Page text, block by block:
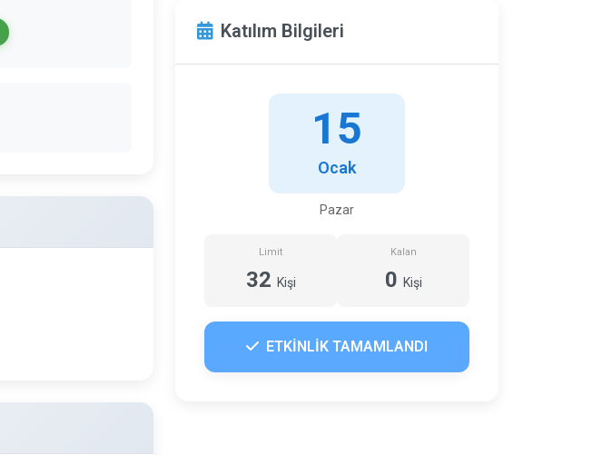
Katılım Bilgileri
15
Ocak
Pazar
Limit
32 Kişi
Kalan
0 Kişi
ETKİNLİK TAMAMLANDI